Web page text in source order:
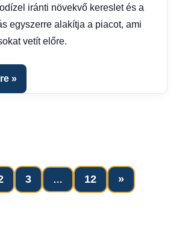
Hírek,
Hírek
1
iránti növekvő kereslet és a
egyszerre alakítja a piacot, ami
vetít előre.
Bejegyzések
3 … 12
Next
Posts
»